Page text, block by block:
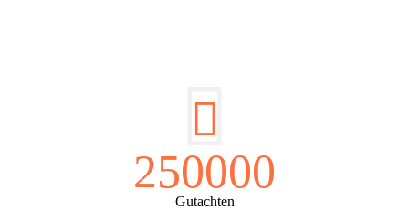
250000
Gutachten